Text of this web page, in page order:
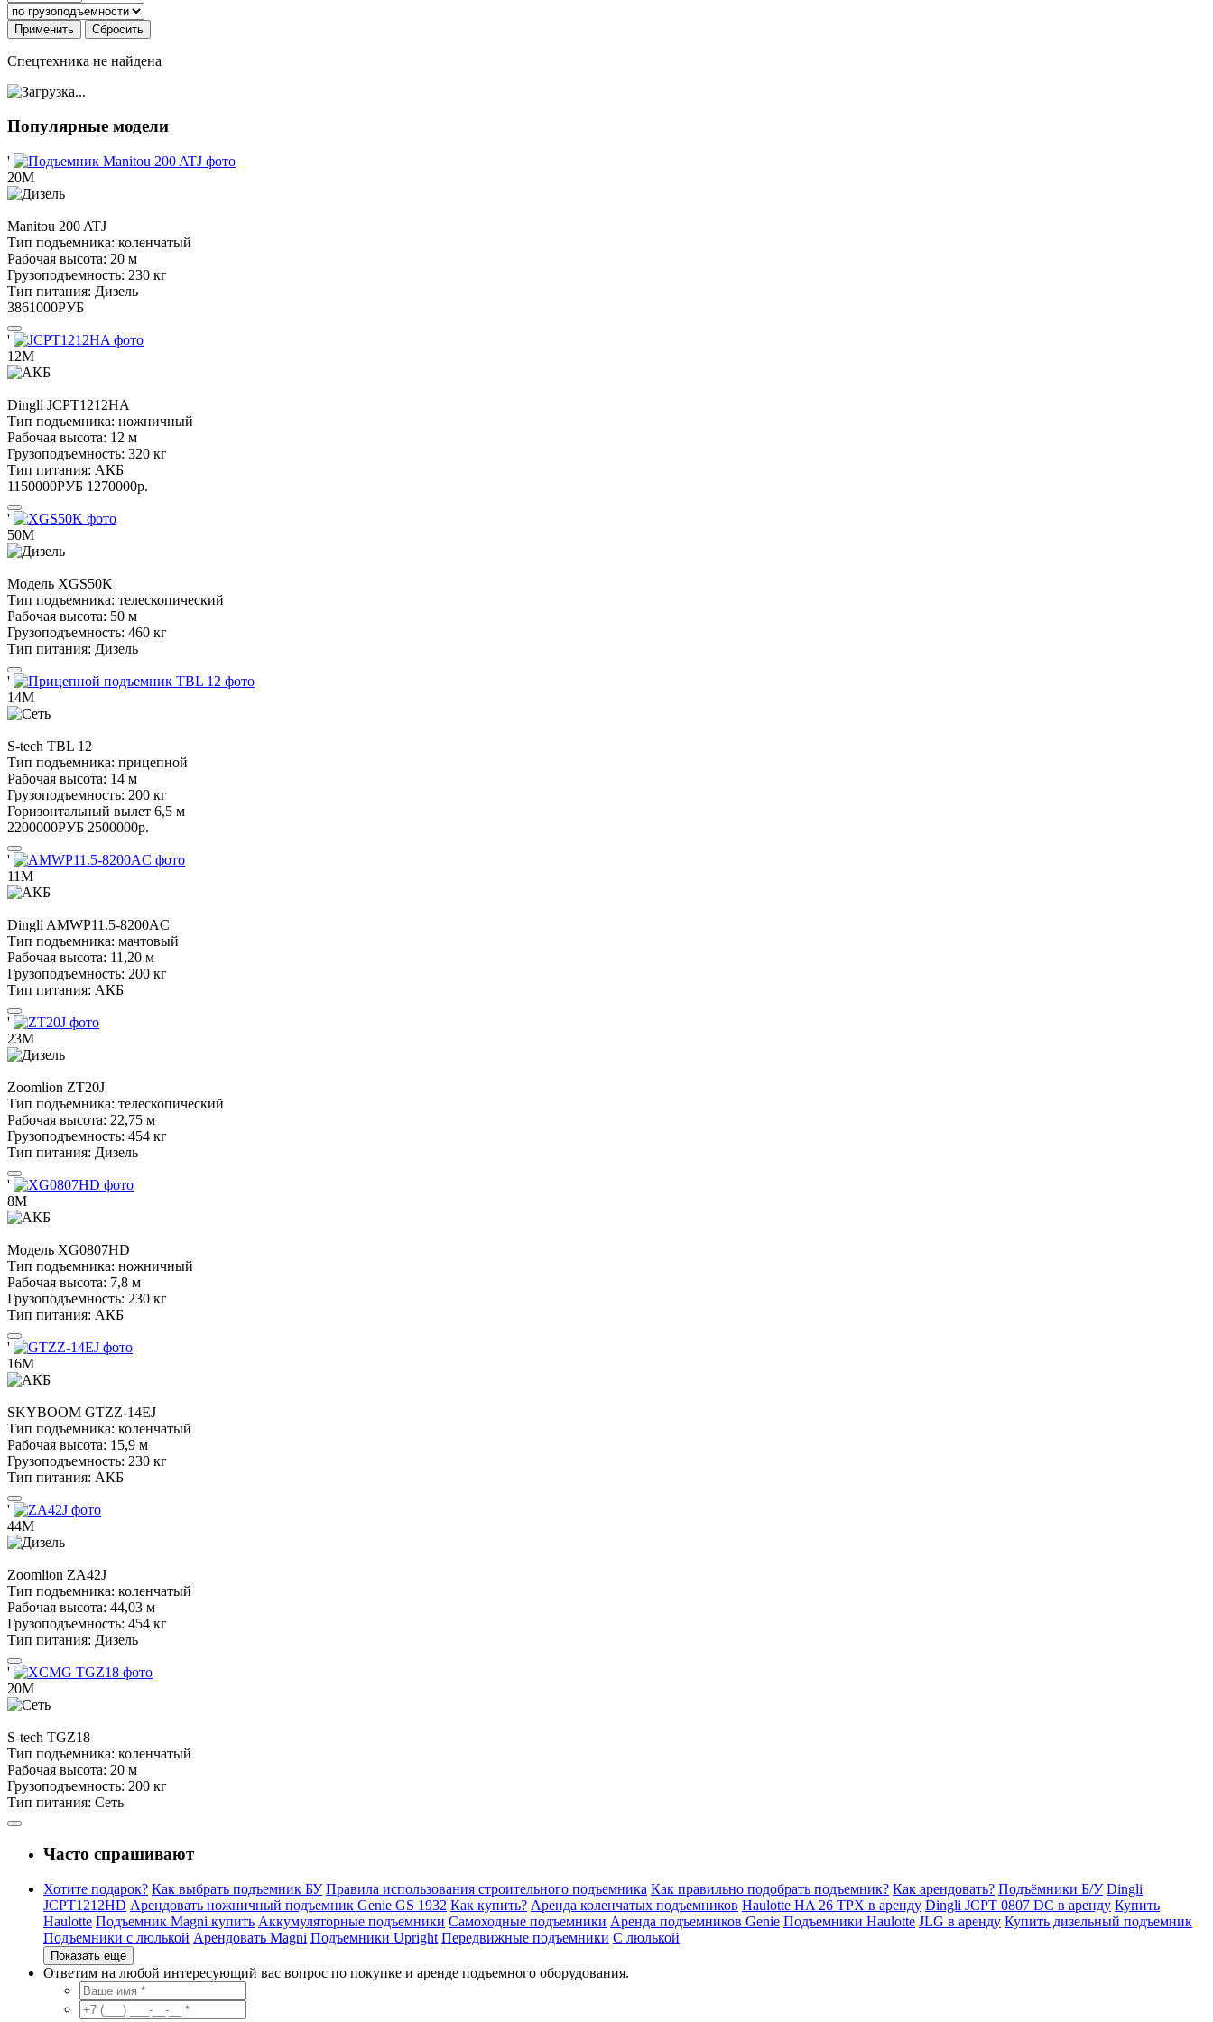
Применить Сбросить
Спецтехника не найдена
Популярные модели
'
20М
Manitou 200 ATJ
Тип подъемника: коленчатый
Рабочая высота: 20 м
Грузоподъемность: 230 кг
Тип питания: Дизель
3861000РУБ
'
12М
Dingli JCPT1212HA
Тип подъемника: ножничный
Рабочая высота: 12 м
Грузоподъемность: 320 кг
Тип питания: АКБ
1150000РУБ 1270000р.
'
50М
Модель XGS50K
Тип подъемника: телескопический
Рабочая высота: 50 м
Грузоподъемность: 460 кг
Тип питания: Дизель
'
14М
S-tech TBL 12
Тип подъемника: прицепной
Рабочая высота: 14 м
Грузоподъемность: 200 кг
Горизонтальный вылет 6,5 м
2200000РУБ 2500000р.
'
11М
Dingli AMWP11.5-8200AC
Тип подъемника: мачтовый
Рабочая высота: 11,20 м
Грузоподъемность: 200 кг
Тип питания: АКБ
'
23М
Zoomlion ZT20J
Тип подъемника: телескопический
Рабочая высота: 22,75 м
Грузоподъемность: 454 кг
Тип питания: Дизель
'
8М
Модель XG0807HD
Тип подъемника: ножничный
Рабочая высота: 7,8 м
Грузоподъемность: 230 кг
Тип питания: АКБ
'
16М
SKYBOOM GTZZ-14EJ
Тип подъемника: коленчатый
Рабочая высота: 15,9 м
Грузоподъемность: 230 кг
Тип питания: АКБ
'
44М
Zoomlion ZA42J
Тип подъемника: коленчатый
Рабочая высота: 44,03 м
Грузоподъемность: 454 кг
Тип питания: Дизель
'
20М
S-tech TGZ18
Тип подъемника: коленчатый
Рабочая высота: 20 м
Грузоподъемность: 200 кг
Тип питания: Сеть
Часто спрашивают
Хотите подарок? Как выбрать подъемник БУ Правила использования строительного подъемника Как правильно подобрать подъемник? Как арендовать? Подъёмники Б/У Dingli
JCPT1212HD Арендовать ножничный подъемник Genie GS 1932 Как купить? Аренда коленчатых подъемников Haulotte HA 26 TPX в аренду Dingli JCPT 0807 DC в аренду Купить
Haulotte Подъемник Magni купить Аккумуляторные подъемники Самоходные подъемники Аренда подъемников Genie Подъемники Haulotte JLG в аренду Купить дизельный подъемник
Подъемники с люлькой Арендовать Magni Подъемники Upright Передвижные подъемники С люлькой
Показать еще
Ответим на любой интересующий вас вопрос по покупке и аренде подъемного оборудования.